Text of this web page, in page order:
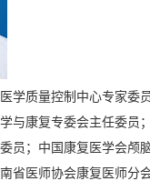
学质量控制中心专家委
与康复专委会主任委员
员；中国康复医学会颅
省医师协会康复医师分